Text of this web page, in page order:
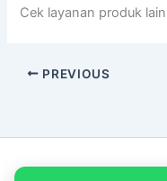
Cek layanan produk
PREVIOUS